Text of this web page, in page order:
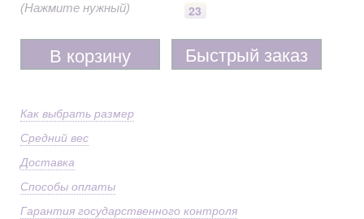
(Нажмите нужный)
23
В корзину Быстрый заказ
Как выбрать размер
Средний вес
Доставка
Способы оплаты
Гарантия государственного контроля